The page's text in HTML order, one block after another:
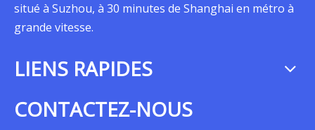
situé à Suzhou, à 30 minutes de Shanghai en métro à
grande vitesse.
LIENS RAPIDES
CONTACTEZ-NOUS